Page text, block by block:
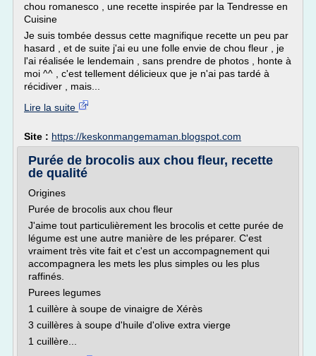
chou romanesco , une recette inspirée par la Tendresse en
Cuisine
Je suis tombée dessus cette magnifique recette un peu par
hasard , et de suite j'ai eu une folle envie de chou fleur , je
l'ai réalisée le lendemain , sans prendre de photos , honte à
moi ^^ , c'est tellement délicieux que je n'ai pas tardé à
récidiver , mais...
Lire la suite
Site : https://keskonmangemaman.blogspot.com
Purée de brocolis aux chou fleur, recette
de qualité
Origines
Purée de brocolis aux chou fleur
J'aime tout particulièrement les brocolis et cette purée de
légume est une autre manière de les préparer. C'est
vraiment très vite fait et c'est un accompagnement qui
accompagnera les mets les plus simples ou les plus
raffinés.
Purees legumes
1 cuillère à soupe de vinaigre de Xérès
3 cuillères à soupe d'huile d'olive extra vierge
1 cuillère...